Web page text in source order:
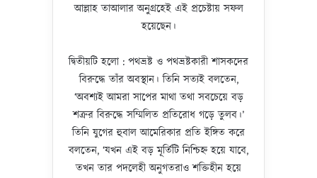
আল্লাহ তাআলার অনুগ্রহেই এই প্রচেষ্টায় সফল
হয়েছেন।
দ্বিতীয়টি হলো : পথভ্রষ্ট ও পথভ্রষ্টকারী শাসকদের
বিরুদ্ধে তাঁর অবস্থান। তিনি সত্যই বলতেন,
‘অবশ্যই আমরা সাপের মাথা তথা সবচেয়ে বড়
শত্রুর বিরুদ্ধে সম্মিলিত প্রতিরোধ গড়ে তুলব।’
তিনি যুগের হুবাল আমেরিকার প্রতি ইঙ্গিত করে
বলতেন, ‘যখন এই বড় মূর্তিটি নিশ্চিহ্ন হয়ে যাবে,
তখন তার পদলেহী অনুগতরাও শক্তিহীন হয়ে